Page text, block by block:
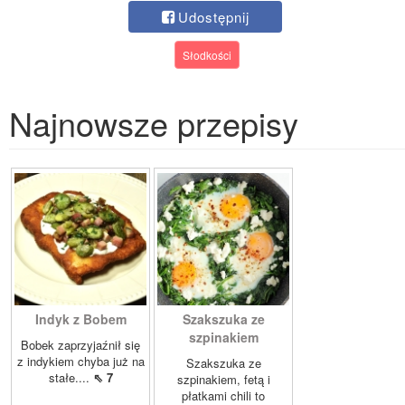
Udostępnij
Słodkości
Najnowsze przepisy
Indyk z Bobem
Bobek zaprzyjaźnił się
z indykiem chyba już na
stałe.... ⇖ 7
Szakszuka ze
szpinakiem
Szakszuka ze
szpinakiem, fetą i
płatkami chili to